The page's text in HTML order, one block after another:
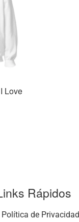
Love
Rápidos
Política de Privacidad